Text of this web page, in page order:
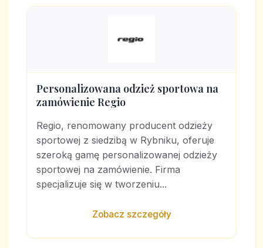
Personalizowana odzież sportowa na
zamówienie Regio
Regio, renomowany producent odzieży
sportowej z siedzibą w Rybniku, oferuje
szeroką gamę personalizowanej odzieży
sportowej na zamówienie. Firma
specjalizuje się w tworzeniu...
Zobacz szczegóły